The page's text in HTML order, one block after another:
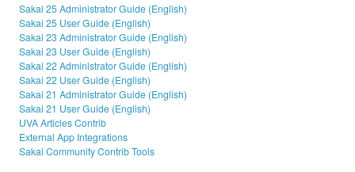
Sakai 25 Administrator Guide (English)
Sakai 25 User Guide (English)
Sakai 23 Administrator Guide (English)
Sakai 23 User Guide (English)
Sakai 22 Administrator Guide (English)
Sakai 22 User Guide (English)
Sakai 21 Administrator Guide (English)
Sakai 21 User Guide (English)
UVA Articles Contrib
External App Integrations
Sakai Community Contrib Tools